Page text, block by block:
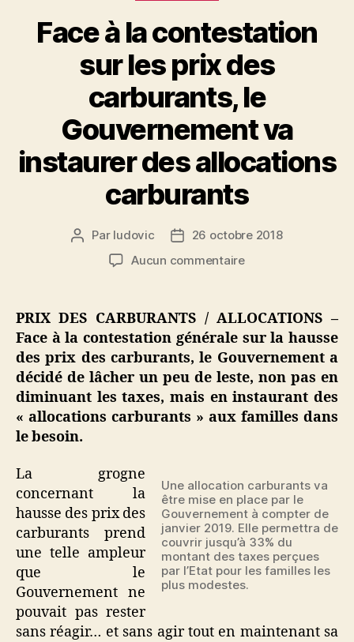
Face à la contestation
sur les prix des
carburants, le
Gouvernement va
instaurer des allocations
carburants
Auteur
l’article
Par ludovic
Date26 octobre 2018
Aucun commentairesur
la
contestation
sur
les
prix
des
carburants,
instaurer
des
allocations
carburants
PRIX DES CARBURANTS / ALLOCATIONS –
Face à la contestation générale sur la hausse
des prix des carburants, le Gouvernement a
décidé de lâcher un peu de leste, non pas en
diminuant les taxes, mais en instaurant des
« allocations carburants » aux familles dans
le besoin.
Une allocation carburants va
être mise en place par le
Gouvernement à compter de
janvier 2019. Elle permettra de
couvrir jusqu’à 33% du
montant des taxes perçues
par l’Etat pour les familles les
plus modestes.
La grogne
concernant la
hausse des prix des
carburants prend
une telle ampleur
que le
Gouvernement ne
pouvait pas rester
sans réagir… et sans agir tout en maintenant sa